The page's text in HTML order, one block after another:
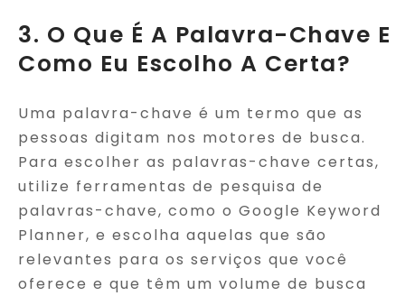
3. O Que É A Palavra-Chave E
Como Eu Escolho A Certa?
Uma palavra-chave é um termo que as
pessoas digitam nos motores de busca.
Para escolher as palavras-chave certas,
utilize ferramentas de pesquisa de
palavras-chave, como o Google Keyword
Planner, e escolha aquelas que são
relevantes para os serviços que você
oferece e que têm um volume de busca